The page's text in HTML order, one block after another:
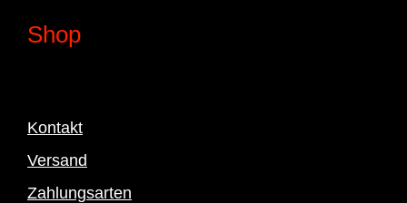
Shop
Kontakt
Versand
Zahlungsarten